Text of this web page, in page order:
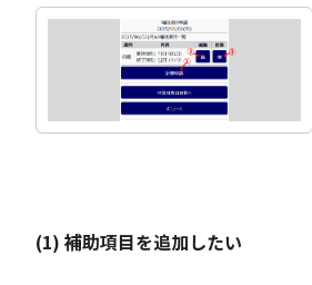
(1) 補助項目を追加したい